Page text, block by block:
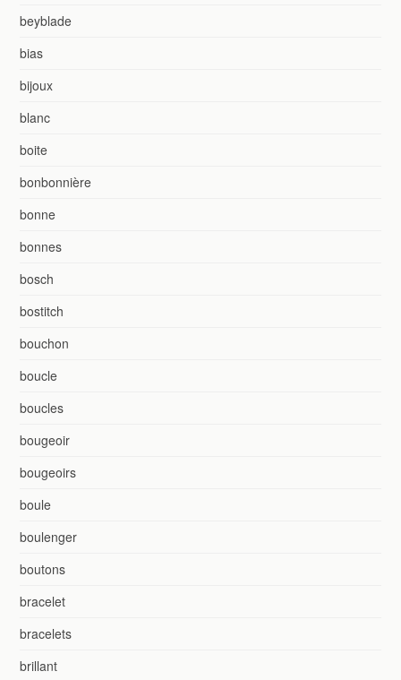
beyblade
bias
bijoux
blanc
boite
bonbonnière
bonne
bonnes
bosch
bostitch
bouchon
boucle
boucles
bougeoir
bougeoirs
boule
boulenger
boutons
bracelet
bracelets
brillant